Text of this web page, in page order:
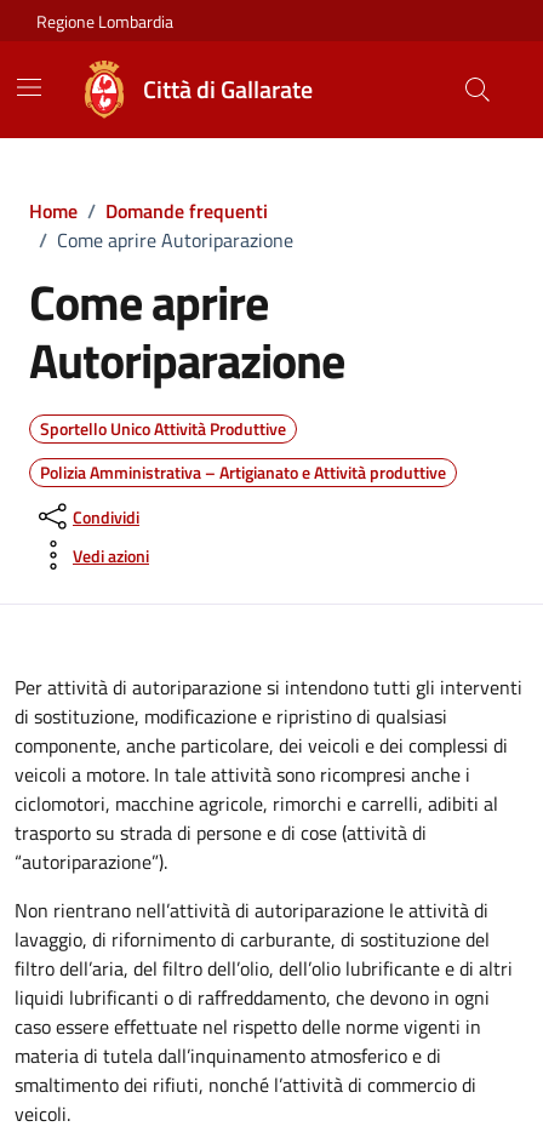
Vai ai contenuti
Vai al footer
Regione Lombardia
Città di Gallarate
Home / Domande frequenti
/ Come aprire Autoriparazione
Come aprire
Autoriparazione
Sportello Unico Attività Produttive
Polizia Amministrativa – Artigianato e Attività produttive
Condividi
Vedi azioni
Per attività di autoriparazione si intendono tutti gli interventi
di sostituzione, modificazione e ripristino di qualsiasi
componente, anche particolare, dei veicoli e dei complessi di
veicoli a motore. In tale attività sono ricompresi anche i
ciclomotori, macchine agricole, rimorchi e carrelli, adibiti al
trasporto su strada di persone e di cose (attività di
“autoriparazione”).
Non rientrano nell’attività di autoriparazione le attività di
lavaggio, di rifornimento di carburante, di sostituzione del
filtro dell’aria, del filtro dell’olio, dell’olio lubrificante e di altri
liquidi lubrificanti o di raffreddamento, che devono in ogni
caso essere effettuate nel rispetto delle norme vigenti in
materia di tutela dall’inquinamento atmosferico e di
smaltimento dei rifiuti, nonché l’attività di commercio di
veicoli.